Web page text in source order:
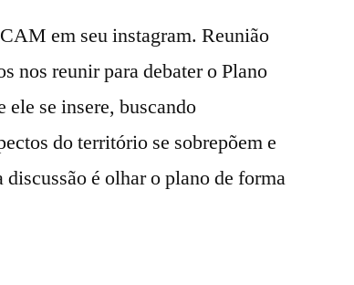
em seu instagram. Reunião
nos reunir para debater o Plano
se insere, buscando
do território se sobrepõem e
é olhar o plano de forma